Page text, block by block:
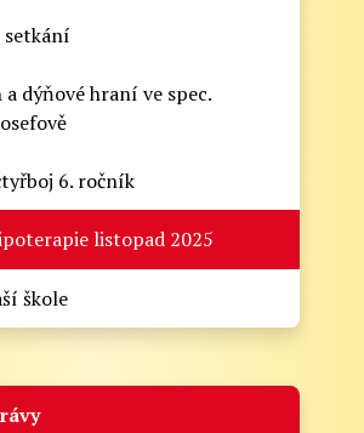
dýňové hraní ve spec.
6. ročník
listopad 2025
škole